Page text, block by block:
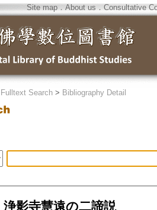
Site map．About us ． Consultative
Fulltext Search > Bibliography Detail
浄影寺慧遠の二諦説